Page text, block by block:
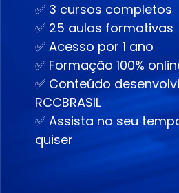
✅ 3 cursos completos
✅ 25 aulas formativas
✅ Acesso por 1 ano
✅ Formação 100%
✅ Conteúdo
RCCBRASIL
✅ Assista no seu
quiser